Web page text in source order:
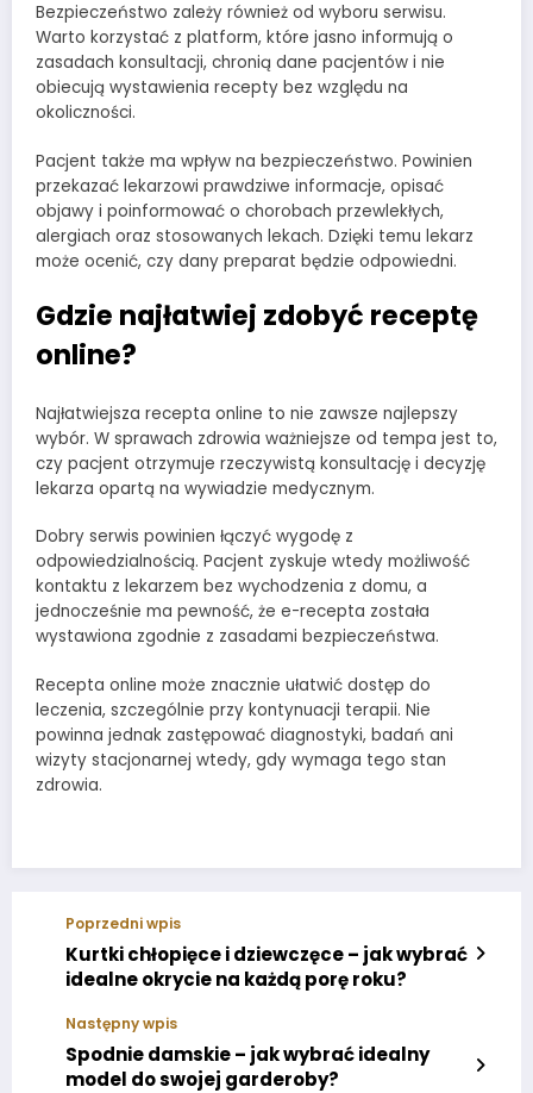
Bezpieczeństwo zależy również od wyboru serwisu.
Warto korzystać z platform, które jasno informują o
zasadach konsultacji, chronią dane pacjentów i nie
obiecują wystawienia recepty bez względu na
okoliczności.
Pacjent także ma wpływ na bezpieczeństwo. Powinien
przekazać lekarzowi prawdziwe informacje, opisać
objawy i poinformować o chorobach przewlekłych,
alergiach oraz stosowanych lekach. Dzięki temu lekarz
może ocenić, czy dany preparat będzie odpowiedni.
Gdzie najłatwiej zdobyć receptę
online?
Najłatwiejsza recepta online to nie zawsze najlepszy
wybór. W sprawach zdrowia ważniejsze od tempa jest to,
czy pacjent otrzymuje rzeczywistą konsultację i decyzję
lekarza opartą na wywiadzie medycznym.
Dobry serwis powinien łączyć wygodę z
odpowiedzialnością. Pacjent zyskuje wtedy możliwość
kontaktu z lekarzem bez wychodzenia z domu, a
jednocześnie ma pewność, że e-recepta została
wystawiona zgodnie z zasadami bezpieczeństwa.
Recepta online może znacznie ułatwić dostęp do
leczenia, szczególnie przy kontynuacji terapii. Nie
powinna jednak zastępować diagnostyki, badań ani
wizyty stacjonarnej wtedy, gdy wymaga tego stan
zdrowia.
Poprzedni wpis
Kurtki chłopięce i dziewczęce – jak wybrać
idealne okrycie na każdą porę roku?
Następny wpis
Spodnie damskie – jak wybrać idealny
model do swojej garderoby?